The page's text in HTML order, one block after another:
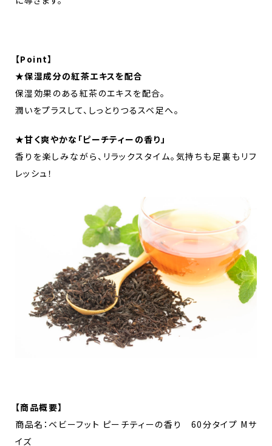
【Point】
★保湿成分の紅茶エキスを配合
保湿効果のある紅茶のエキスを配合。
潤いをプラスして、しっとりつるスベ足へ。
★甘く爽やかな「ピーチティーの香り」
香りを楽しみながら、リラックスタイム。気持ちも足裏もリフ
レッシュ！
【商品概要】
商品名：ベビーフット ピーチティーの香り 60分タイプ Mサ
イズ